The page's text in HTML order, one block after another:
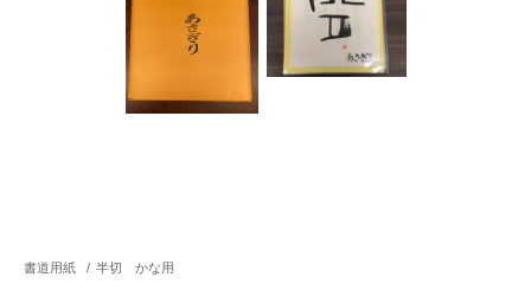
書道用紙 / 半切 かな用